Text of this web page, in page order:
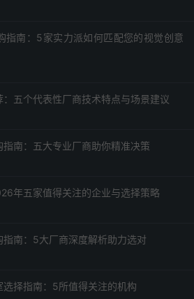
指南：5家实力派如何匹配您的视觉创意
五个代表性厂商技术特点与场景建议
南：五大专业厂商助你精准决策
年五家值得关注的企业与选择策略
南：5大厂商深度解析助力选对
择指南：5所值得关注的机构